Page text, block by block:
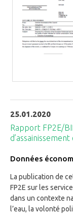
25.01.2020
Rapport FP2E/
Données
La publication de
FP2E sur les
dans un contexte
l’eau, la volonté